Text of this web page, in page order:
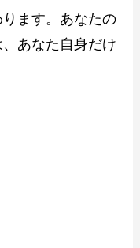
ます。あなたの
あなた自身だけ